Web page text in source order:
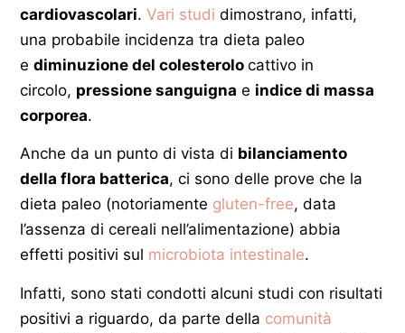
cardiovascolari. Vari studi dimostrano, infatti,
una probabile incidenza tra dieta paleo
e diminuzione del colesterolo cattivo in
circolo, pressione sanguigna e indice di massa
corporea.
Anche da un punto di vista di bilanciamento
della flora batterica, ci sono delle prove che la
dieta paleo (notoriamente gluten-free, data
l’assenza di cereali nell’alimentazione) abbia
effetti positivi sul microbiota intestinale.
Infatti, sono stati condotti alcuni studi con risultati
positivi a riguardo, da parte della comunità